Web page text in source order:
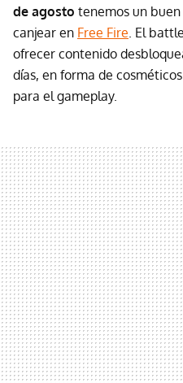
de agosto tenemos un
canjear en Free Fire . El
ofrecer contenido
días, en forma de
para el gameplay.